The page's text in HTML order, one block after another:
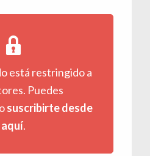
está restringido a
Puedes
suscribirte desde
aquí.